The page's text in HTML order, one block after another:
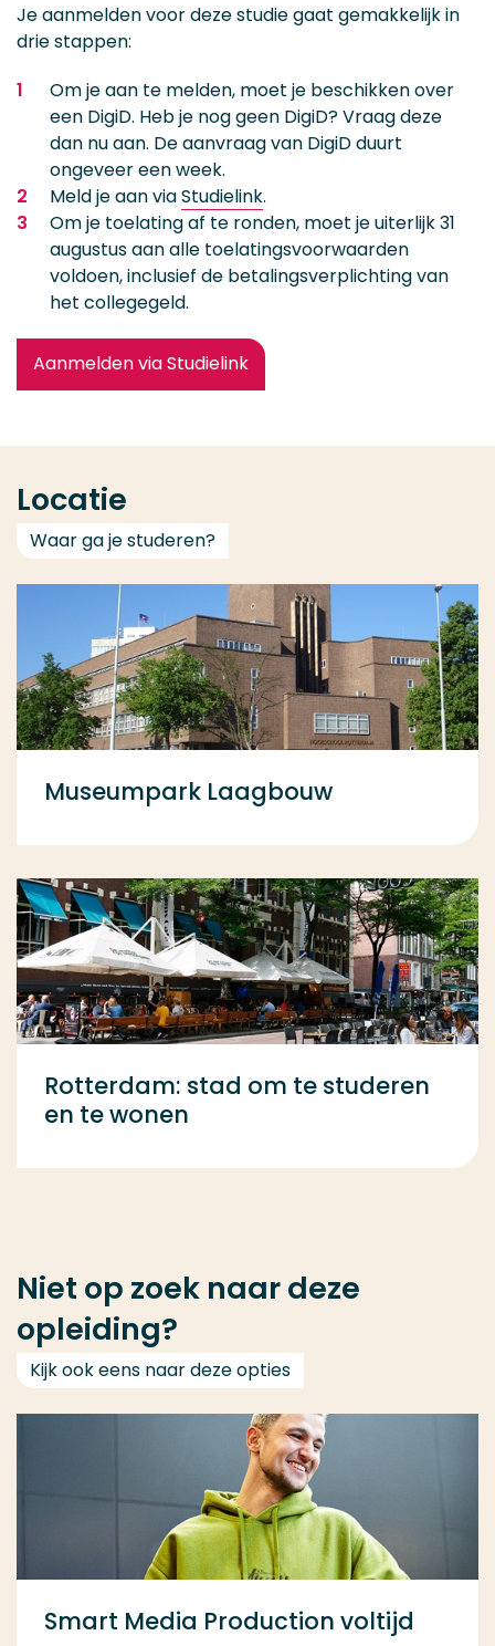
Je aanmelden voor deze studie gaat gemakkelijk in
drie stappen:
Om je aan te melden, moet je beschikken over
een DigiD. Heb je nog geen DigiD? Vraag deze
dan nu aan. De aanvraag van DigiD duurt
ongeveer een week.
Meld je aan viaStudielink.
Om je toelating af te ronden, moet je uiterlijk 31
augustus aan alle toelatingsvoorwaarden
voldoen, inclusief de betalingsverplichting van
het collegegeld.
Aanmelden via Studielink
Locatie
Waar ga je studeren?
Museumpark Laagbouw
Rotterdam: stad om te studeren
en te wonen
Niet op zoek naar deze
opleiding?
Kijk ook eens naar deze opties
Smart Media Production voltijd